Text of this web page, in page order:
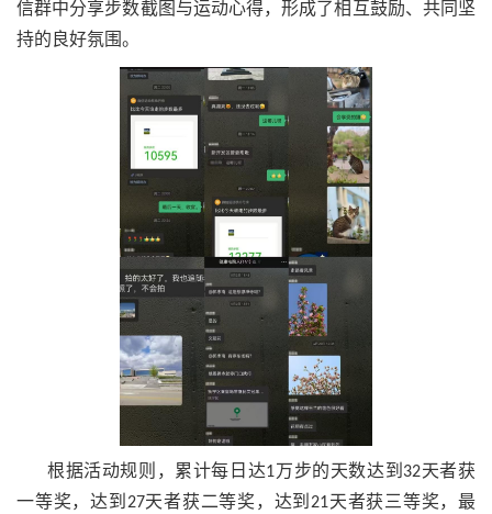
信群中分享步数截图与运动心得，形成了相互鼓励、共同坚
持的良好氛围。
根据活动规则，累计每日达1万步的天数达到32天者获
一等奖，达到27天者获二等奖，达到21天者获三等奖，最